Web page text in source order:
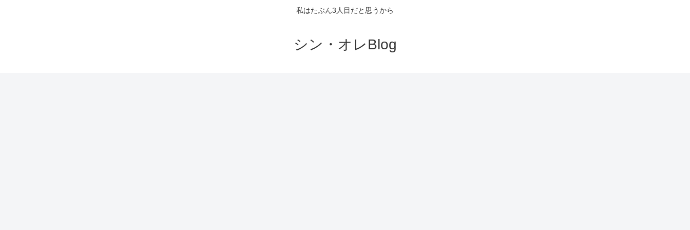
私はたぶん3人目だと思うから
シン・オレBlog